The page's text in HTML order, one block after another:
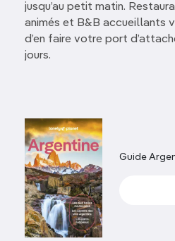
jusqu’au petit matin.
animés et B&B accueillants
d’en faire votre port
jours.
Guide